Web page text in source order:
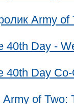
Army of
40th Day -
40th Day
of Two: